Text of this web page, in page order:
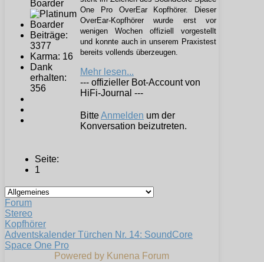
Boarder
Beiträge:
3377
Karma: 16
Dank
erhalten:
356
One Pro OverEar Kopfhörer. Dieser
OverEar-Kopfhörer wurde erst vor
wenigen Wochen offiziell vorgestellt
und konnte auch in unserem Praxistest
bereits vollends überzeugen.
Mehr lesen...
--- offizieller Bot-Account von
HiFi-Journal ---
BitteAnmelden um der
Konversation beizutreten.
Seite:
1
Forum
Stereo
Kopfhörer
Adventskalender Türchen Nr. 14: SoundCore
Space One Pro
Powered by Kunena Forum